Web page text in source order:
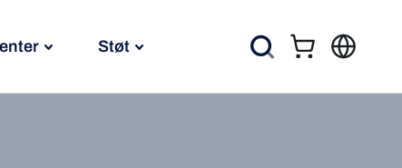
Støt
Kurv